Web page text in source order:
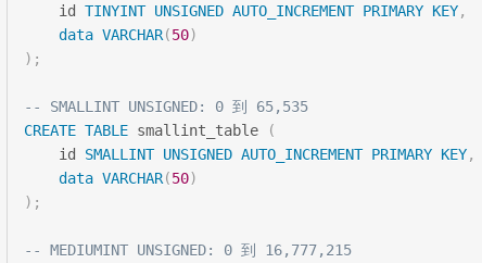
    id
TINYINT UNSIGNED AUTO_INCREMENT PRIMARY KEY,
data VARCHAR(50)
) ;
-- SMALLINT UNSIGNED: 0 到 65,535
CREATE TABLE smallint_table
(
    id
SMALLINT UNSIGNED AUTO_INCREMENT PRIMARY KEY,
data VARCHAR(50)
) ;
-- MEDIUMINT UNSIGNED: 0 到 16,777,215